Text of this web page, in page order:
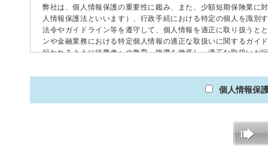
弊社は、個人情報保護の重要性に鑑み、また、少額短期保険業に
人情報保護法といいます）、行政手続における特定の個人を識
法令やガイドライン等を遵守して、個人情報を適正に取り扱うと
ンや金融業務における特定個人情報の適正な取扱いに関するガイ
行われるように従業者への教育・指導を徹底し、適正な取扱いが
弊社は、業務上必要な範囲内で、かつ、適法で公正な手段により個
取得に際しましては、インターネット上でお客さまが入力した情
個人情報保